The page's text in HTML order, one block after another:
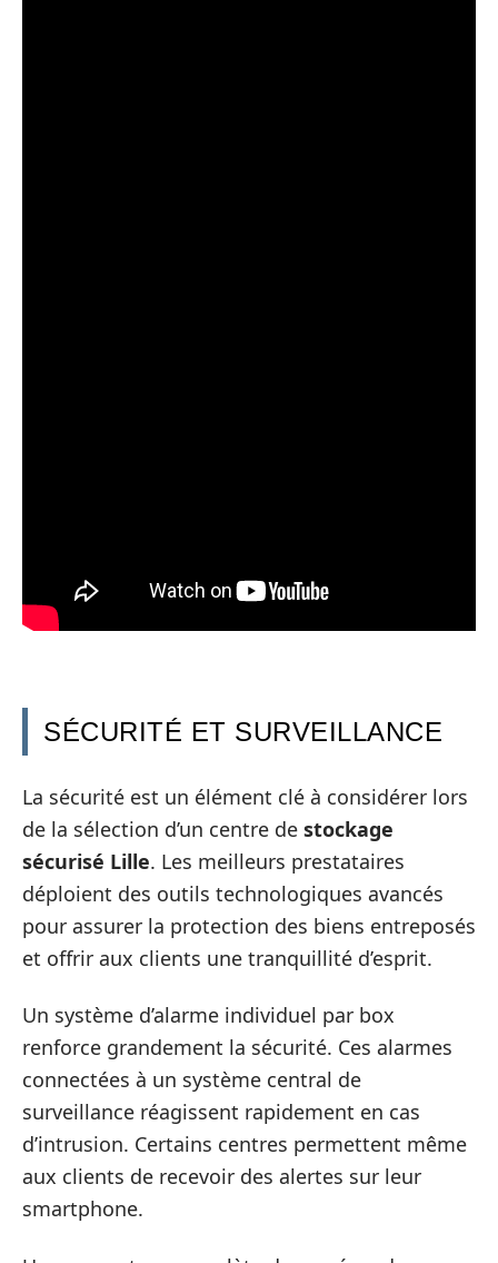
SÉCURITÉ ET SURVEILLANCE
La sécurité est un élément clé à considérer lors
de la sélection d’un centre de stockage
sécurisé Lille. Les meilleurs prestataires
déploient des outils technologiques avancés
pour assurer la protection des biens entreposés
et offrir aux clients une tranquillité d’esprit.
Un système d’alarme individuel par box
renforce grandement la sécurité. Ces alarmes
connectées à un système central de
surveillance réagissent rapidement en cas
d’intrusion. Certains centres permettent même
aux clients de recevoir des alertes sur leur
smartphone.